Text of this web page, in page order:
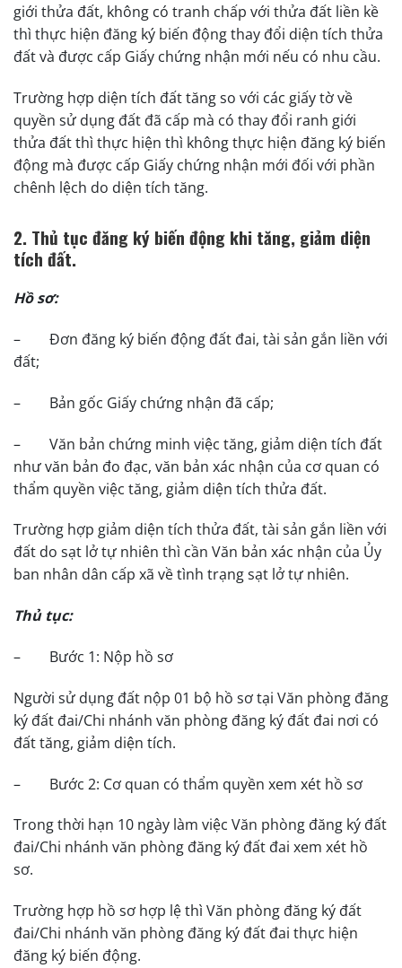
giới thửa đất, không có tranh chấp với thửa đất liền kề
thì thực hiện đăng ký biến động thay đổi diện tích thửa
đất và được cấp Giấy chứng nhận mới nếu có nhu cầu.
Trường hợp diện tích đất tăng so với các giấy tờ về
quyền sử dụng đất đã cấp mà có thay đổi ranh giới
thửa đất thì thực hiện thì không thực hiện đăng ký biến
động mà được cấp Giấy chứng nhận mới đối với phần
chênh lệch do diện tích tăng.
2. Thủ tục đăng ký biến động khi tăng, giảm diện
tích đất.
Hồ sơ:
– Đơn đăng ký biến động đất đai, tài sản gắn liền với
đất;
– Bản gốc Giấy chứng nhận đã cấp;
– Văn bản chứng minh việc tăng, giảm diện tích đất
như văn bản đo đạc, văn bản xác nhận của cơ quan có
thẩm quyền việc tăng, giảm diện tích thửa đất.
Trường hợp giảm diện tích thửa đất, tài sản gắn liền với
đất do sạt lở tự nhiên thì cần Văn bản xác nhận của Ủy
ban nhân dân cấp xã về tình trạng sạt lở tự nhiên.
Thủ tục:
– Bước 1: Nộp hồ sơ
Người sử dụng đất nộp 01 bộ hồ sơ tại Văn phòng đăng
ký đất đai/Chi nhánh văn phòng đăng ký đất đai nơi có
đất tăng, giảm diện tích.
– Bước 2: Cơ quan có thẩm quyền xem xét hồ sơ
Trong thời hạn 10 ngày làm việc Văn phòng đăng ký đất
đai/Chi nhánh văn phòng đăng ký đất đai xem xét hồ
sơ.
Trường hợp hồ sơ hợp lệ thì Văn phòng đăng ký đất
đai/Chi nhánh văn phòng đăng ký đất đai thực hiện
đăng ký biến động.